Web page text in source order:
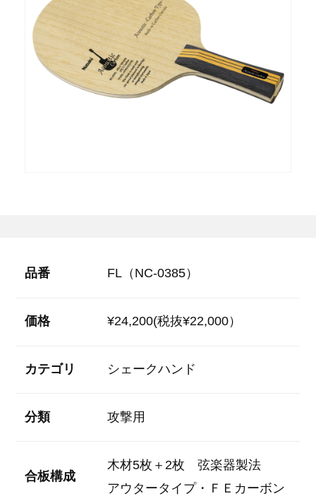
品番 FL（NC-0385）
価格 ¥24,200(税抜¥22,000）
カテゴリ シェークハンド
分類 攻撃用
合板構成
木材5枚＋2枚 弦楽器製法
アウタータイプ・ＦＥカーボン